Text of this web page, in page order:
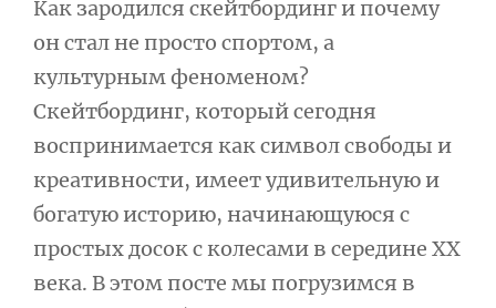
Как зародился скейтбординг и почему
он стал не просто спортом, а
культурным феноменом?
Скейтбординг, который сегодня
воспринимается как символ свободы и
креативности, имеет удивительную и
богатую историю, начинающуюся с
простых досок с колесами в середине XX
века. В этом посте мы погрузимся в
Навигация
по
записям